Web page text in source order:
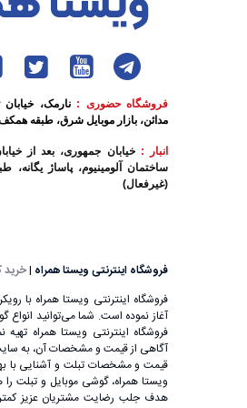
فروشگاه حضوری : نارمک،
مدائن، بازار موبایل شرق، طبقه همکف،
انبار : خیابان جمهوری، بعد از
(غیرفعال)
فروشگاه اینترنتی ویستا همراه |خرید
فروشگاه اینترنتی ویستا همراه با
آغاز نموده است. شما می‌توانید انواع
فروشگاه اینترنتی ویستا همراه تهیه
آگاهی از قیمت و مشخصات آن، به ‌سایت
قیمت و مشخصات تبلت و آشنایی با
ویستا همراه، گوشی موبایل و تبلت
هدف جلب رضایت مشتریان عزیز